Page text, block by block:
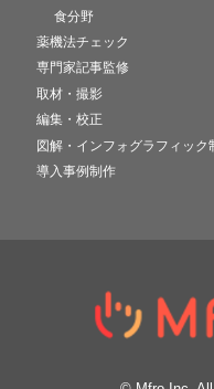
食分野
薬機法チェック
専門家記事監修
取材・撮影
編集・校正
図解・インフォグラフィック
導入事例制作